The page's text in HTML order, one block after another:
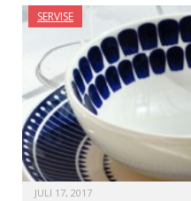
SERVISE
JULI 17, 2017